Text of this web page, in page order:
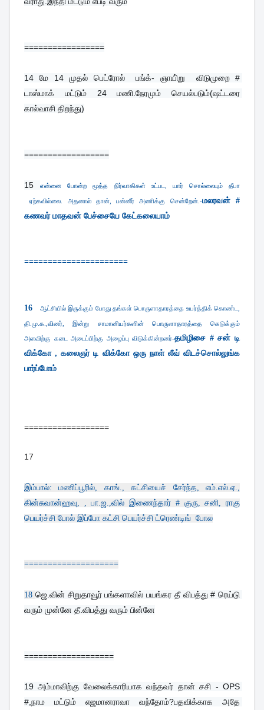
=================
14 மே 14 முதல் பெட்ரோல்  பங்க்- ஞாயி்று  விடுமுறை #
டாஸ்மாக் மட்டும் 24 மணி.நேரமும் செயல்படும்(ஷட்டரை
கால்வாசி திறந்து)
==================
15 என்னை போன்ற மூத்த நிர்வாகிகள் உட்பட, யார் சொல்லையும் தீபா
ஏற்கவில்லை. அதனால் தான், பன்னீர் அணிக்கு சென்றேன்.-மலரவன் #
கணவர் மாதவன் பேச்சையே கேட்கலையாம்
======================
16 ஆட்சியில் இருக்கும் போது தங்கள் பொருளாதாரத்தை உயர்த்திக் கொண்ட,
தி.மு.க.,வினர், இன்று சாமானியர்களின் பொருளாதாரத்தை கெடுக்கும்
அளவிற்கு கடை அடைப்பிற்கு அழைப்பு விடுக்கின்றனர்-தமிழிசை # சன் டி
விக்கோ , கலைஞர் டி விக்கோ ஒரு நாள் லீவ் விடச்சொல்லுங்க
பார்ப்போம்
==================
17
இம்பால்: மணிப்பூரில், காங்., கட்சியைச் சேர்ந்த, எம்.எல்.ஏ.,
கின்சுவான்ஹவு, , பா.ஜ.,வில் இணைந்தார் # குரு, சனி, ராகு
பெயர்ச்சி போல் இப்போ கட்சி பெயர்ச்சி ட்ரெண்டிங் போல
====================
18 ஜெ.வின் சிறுதாவூர் பங்களாவில் பயங்கர தீ விபத்து # ரெய்டு
வரும் முன்னே தீ.விபத்து வரும் பின்னே
===================
19 அம்மாவிற்கு வேலைக்காரியாக வந்தவர் தான் சசி - OPS
#,நாம மட்டும் எஜமானராவா வந்தோம்?பதவிக்காக அதே